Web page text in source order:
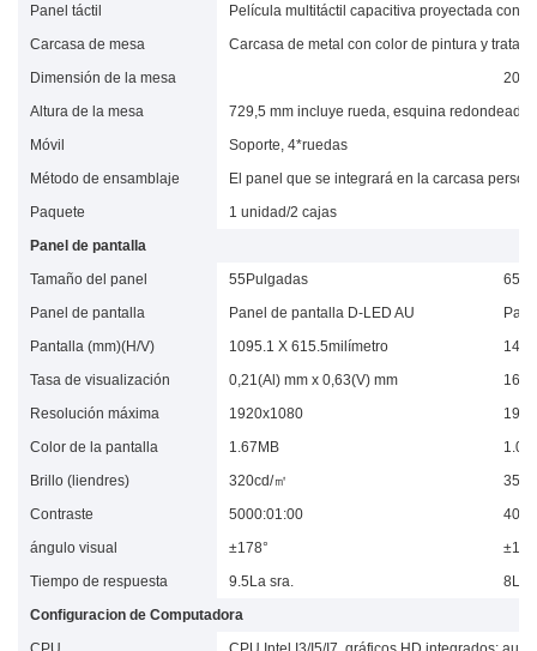
Panel táctil
Película multitáctil capacitiva proyectada con
Carcasa de mesa
Carcasa de metal con color de pintura y
Dimensión de la mesa
Altura de la mesa
729,5 mm incluye rueda, esquina redondeada
Móvil
Soporte, 4*ruedas
Método de ensamblaje
El panel que se integrará en la carcasa
Paquete
1 unidad/2 cajas
Panel de pantalla
Tamaño del panel
55Pulgadas
Panel de pantalla
Panel de pantalla D-LED AU
Pantalla (mm)(H/V)
1095.1 X 615.5milímetro
Tasa de visualización
0,21(Al) mm x 0,63(V) mm
Resolución máxima
1920x1080
Color de la pantalla
1.67MB
Brillo (liendres)
320cd/㎡
Contraste
5000:01:00
ángulo visual
±178°
Tiempo de respuesta
9.5La sra.
8La
Configuracion de Computadora